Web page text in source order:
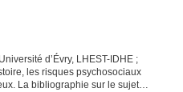
d’Évry, LHEST-IDHE ;
les risques psychosociaux
La bibliographie sur le sujet